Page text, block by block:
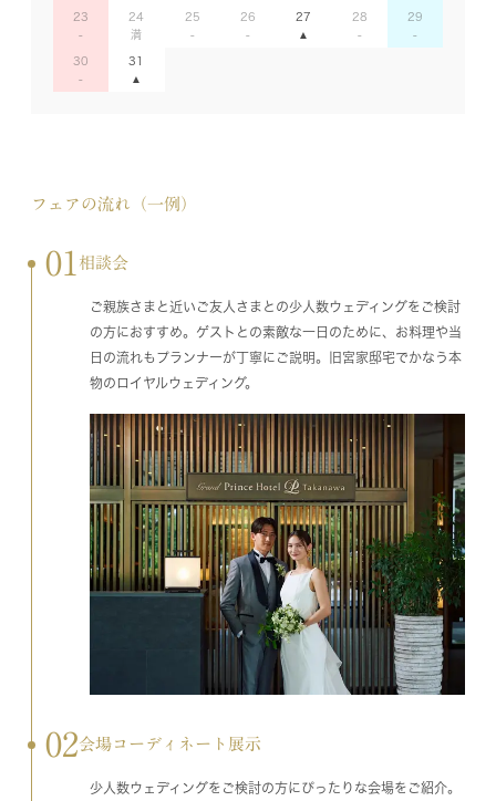
23 24 25 26 27 28 29
30 31
フェアの流れ（一例）
01 相談会
ご親族さまと近いご友人さまとの少人数ウェディングをご検討
の方におすすめ。ゲストとの素敵な一日のために、お料理や当
日の流れもプランナーが丁寧にご説明。旧宮家邸宅でかなう本
物のロイヤルウェディング。
02会場コーディネート展示
少人数ウェディングをご検討の方にぴったりな会場をご紹介。